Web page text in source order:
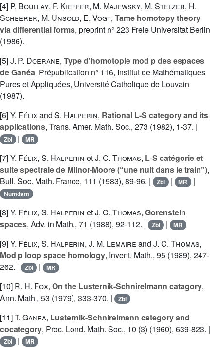
[4] P. Boullay, F. Kieffer, M. Majewsky, M. Stelzer, H.
Scheerer, M. Unsold, E. Vogt, Tame homotopy theory
via differential forms, preprint n° 223 Freie Universitat Berlin
(1986).
[5]J. P. Doerane, Type d'homotopie mod p des espaces
de Ganéa, Prépublication n° 116, Institut de Mathématiques
Pures et Appliquées, Université Catholique de Louvain
(1987).
[6]Y. Félixand S. Halperin, Rational L-S category and its
applications, Trans. Amer. Math. Soc., 273 (1982), 1-37. |
Zbl | MR
[7]Y. Félix, S. Halperin etJ. C. Thomas, L-S catégorie et
suite spectrale de Milnor-Moore (“une nuit dans le train”),
Bull. Soc. Math. France, 111 (1983), 89-96. |
Zbl | MR |
Numdam
[8]Y. Félix, S. Halperin etJ. C. Thomas, Gorenstein
spaces, Adv. in Math., 71 (1988), 92-112. | Zbl | MR
[9]Y. Félix, S. Halperin, J. M. Lemaire and J. C. Thomas,
Mod p loop space homology, Invent. Math., 95 (1989), 247-
262. |
Zbl | MR
[10] R. H. Fox, On the Lusternik-Schnirelmann catagory,
Ann. Math., 53 (1979), 333-370. |
Zbl
[11]T. Ganea, Lusternik-Schnirelmann category and
cocategory, Proc. Lond. Math. Soc., 10 (3) (1960), 639-823. |
Zbl | MR